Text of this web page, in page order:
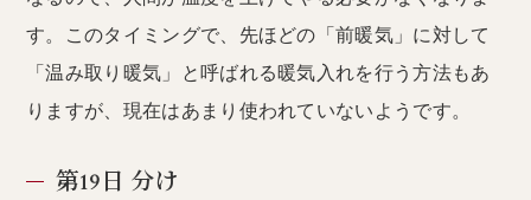
す。このタイミングで、先ほどの「前暖気」に対して
「温み取り暖気」と呼ばれる暖気入れを行う方法もあ
りますが、現在はあまり使われていないようです。
第19日 分け